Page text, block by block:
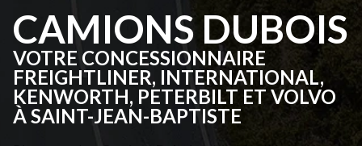
CAMIONS DUBOIS
VOTRE CONCESSIONNAIRE
FREIGHTLINER, INTERNATIONAL,
KENWORTH, PETERBILT ET VOLVO
À SAINT-JEAN-BAPTISTE